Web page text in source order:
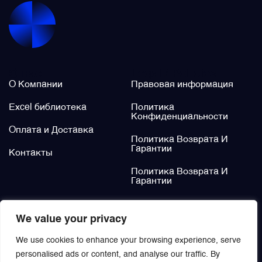
We value your privacy
We use cookies to enhance your browsing experience, serve
personalised ads or content, and analyse our traffic. By
О Компании
Excel библиотека
Оплата и Доставка
Контакты
Правовая информация
Политика
Конфиденциальности
Политика Возврата И
Гарантии
Политика Возврата И
Гарантии
Щётки (угольные щётки)